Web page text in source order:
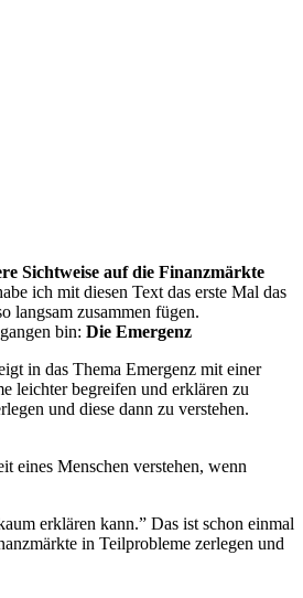
Sichtweise auf die Finanzmärkte
ich mit diesen Text das erste Mal das
langsam zusammen fügen.
bin: Die Emergenz
in das Thema Emergenz mit einer
leichter begreifen und erklären zu
und diese dann zu verstehen.
eines Menschen verstehen, wenn
erklären kann.” Das ist schon einmal
in Teilprobleme zerlegen und